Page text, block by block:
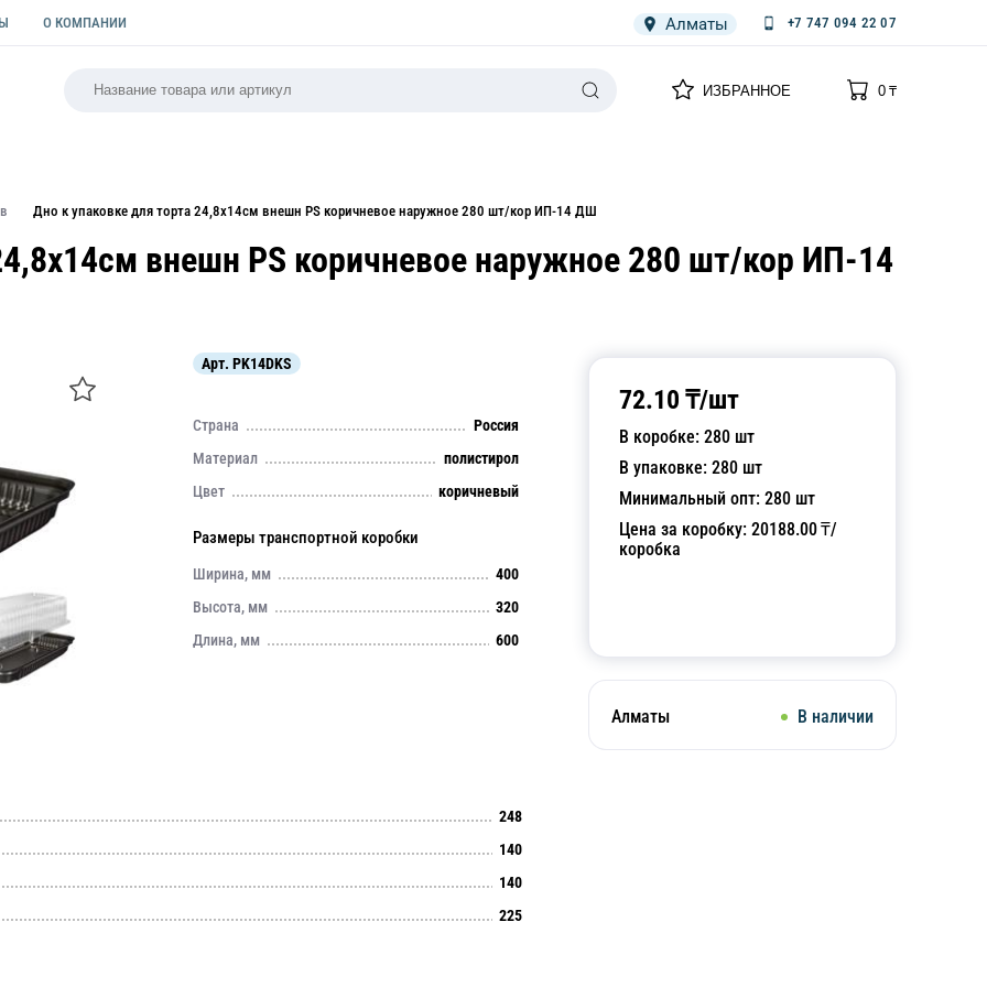
О КОМПАНИИ Алматы +7 747 094 22 07
ИЗБРАННОЕ
0
0₸
Дно к упаковке для торта 24,8х14см внешн PS коричневое наружное 280 шт/кор ИП-14 ДШ
внешн PS коричневое наружное 280 шт/кор ИП-14
72.10 ₸/шт
В коробке: 280 шт
В упаковке: 280 шт
Минимальный опт: 280 шт
Цена за коробку: 20188.00₸/
коробка
Алматы В наличии
Арт. PK14DKS
Страна
Россия
Материал
полистирол
Цвет
коричневый
Размеры транспортной коробки
Ширина, мм
400
Высота, мм
320
Длина, мм
600
248
140
140
225